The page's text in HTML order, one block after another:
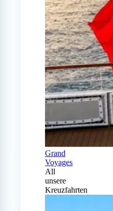
Grand
Voyages
All
unsere
Kreuzfahrten